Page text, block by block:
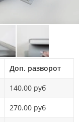
Доп. разворот
140.00 руб
270.00 руб